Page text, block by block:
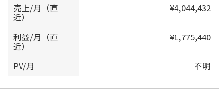
売上/月（直
近）
¥4,044,432
利益/月（直
近）
¥1,775,440
PV/月 不明